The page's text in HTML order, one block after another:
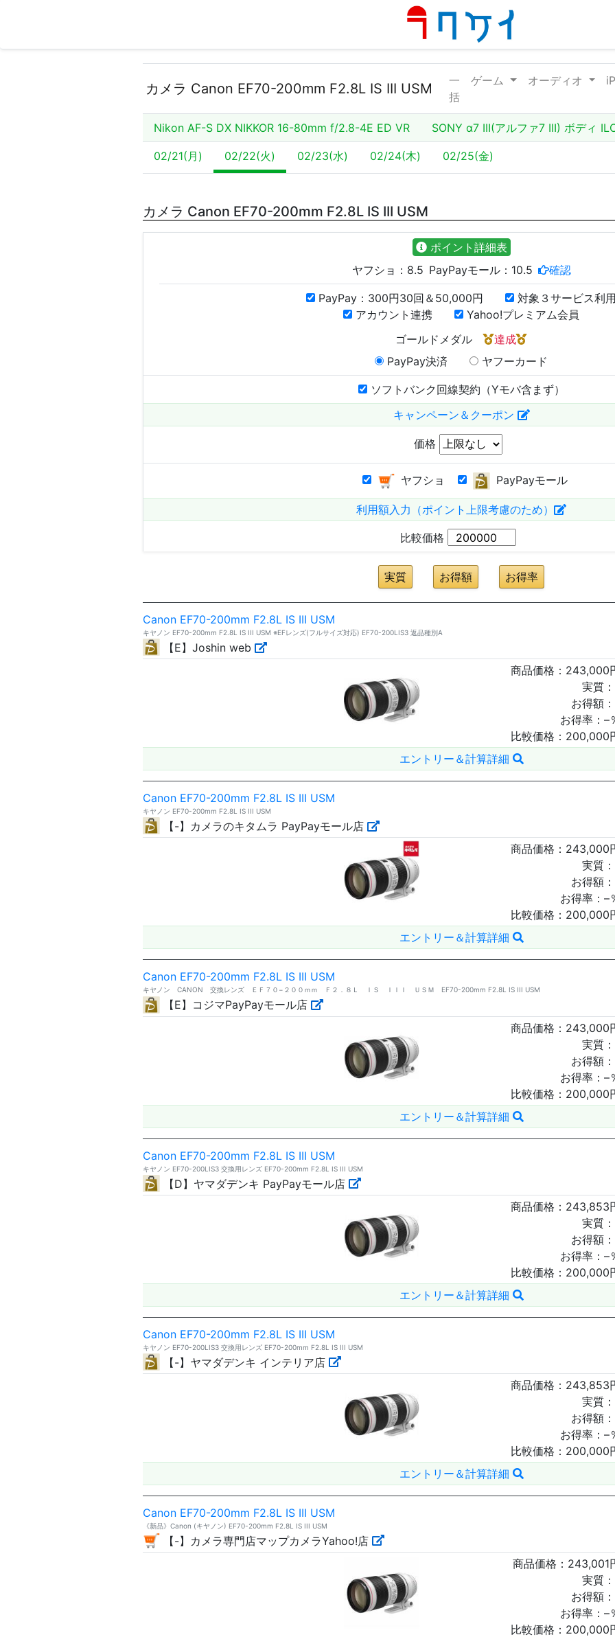
カメラ Canon EF70-200mm F2.8L IS III USM
一
括
ゲーム オーディオ
Nikon AF-S DX NIKKOR 16-80mm f/2.8-4E ED VR SONY α7 III(アルファ7 III) ボディ
02/21(月) 02/22(火) 02/23(水) 02/24(木) 02/25(金)
カメラ Canon EF70-200mm F2.8L IS III USM
ポイント詳細表
ヤフショ： 8.5 PayPayモール： 10.5 確認
PayPay：300円30回＆50,000円
対象３サービス利用
アカウント連携
Yahoo!プレミアム会員
ゴールドメダル
達成
PayPay決済
ヤフーカード
ソフトバンク回線契約（Yモバ含まず）
キャンペーン＆クーポン
価格
ヤフショ PayPayモール
利用額入力（ポイント上限考慮のため）
比較価格
Canon EF70-200mm F2.8L IS III USM
キヤノン EF70-200mm F2.8L IS III USM ※EFレンズ(フルサイズ対応) EF70-200LIS3 返品種別A
【E】Joshin web
商品価格： 243,000
実質：
お得額：
お得率： –
比較価格： 200,000
エントリー＆計算詳細
Canon EF70-200mm F2.8L IS III USM
キヤノン EF70-200mm F2.8L IS III USM
【-】カメラのキタムラ PayPayモール店
商品価格： 243,000
実質：
お得額：
お得率： –
比較価格： 200,000
エントリー＆計算詳細
Canon EF70-200mm F2.8L IS III USM
キヤノン CANON 交換レンズ ＥＦ７０−２００ｍｍ Ｆ２．８Ｌ ＩＳ ＩＩＩ ＵＳＭ EF70-200mm F2.8L IS III USM
【E】コジマPayPayモール店
商品価格： 243,000
実質：
お得額：
お得率： –
比較価格： 200,000
エントリー＆計算詳細
Canon EF70-200mm F2.8L IS III USM
キヤノン EF70-200LIS3 交換用レンズ EF70-200mm F2.8L IS III USM
【D】ヤマダデンキ PayPayモール店
商品価格： 243,853
実質：
お得額：
お得率： –
比較価格： 200,000
エントリー＆計算詳細
Canon EF70-200mm F2.8L IS III USM
キヤノン EF70-200LIS3 交換用レンズ EF70-200mm F2.8L IS III USM
【-】ヤマダデンキ インテリア店
商品価格： 243,853
実質：
お得額：
お得率： –
比較価格： 200,000
エントリー＆計算詳細
Canon EF70-200mm F2.8L IS III USM
《新品》Canon (キヤノン) EF70-200mm F2.8L IS III USM
【-】カメラ専門店マップカメラYahoo!店
商品価格： 243,001
実質：
お得額：
お得率： –
比較価格： 200,000